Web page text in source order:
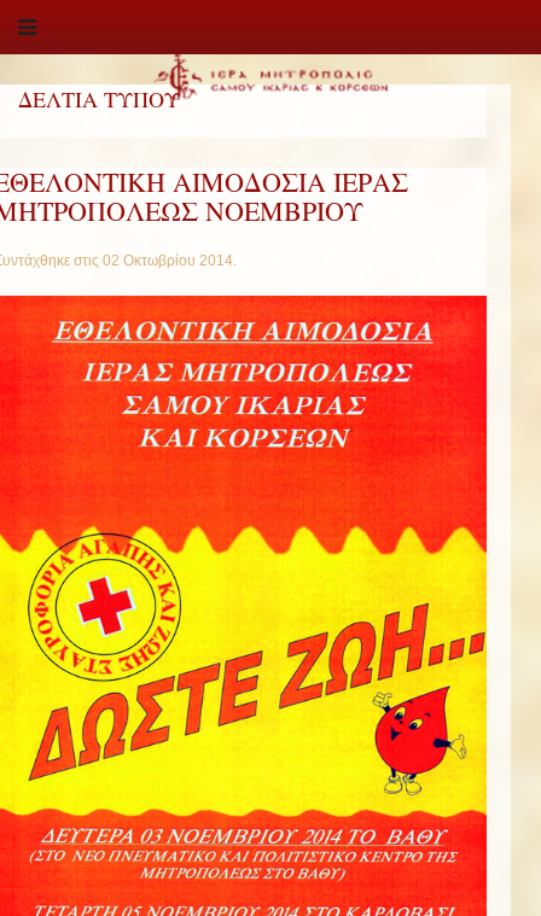
ΔΕΛΤΙΑ ΤΥΠΟΥ
ΑΙΜΟΔΟΣΙΑ ΙΕΡΑΣ
ΝΟΕΜΒΡΙΟΥ
στις 02 Οκτωβρίου 2014.